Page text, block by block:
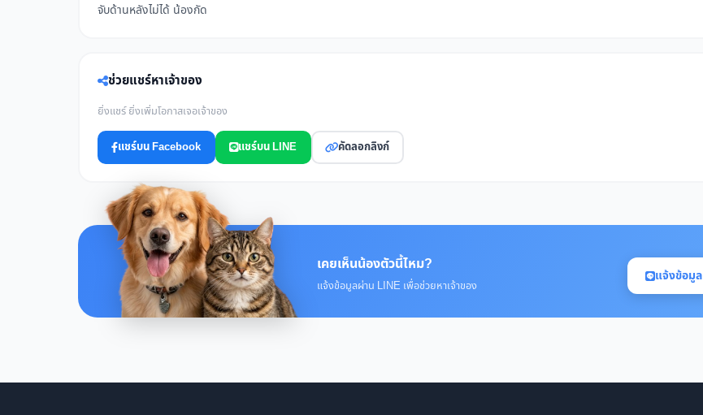
จับด้านหลังไม่ได้ น้องกัด
ช่วยแชร์หาเจ้าของ
ยิ่งแชร์ ยิ่งเพิ่มโอกาสเจอเจ้าของ
แชร์บน Facebook แชร์บน LINE คัดลอกลิงก์
เคยเห็นน้องตัวนี้ไหม?
แจ้งข้อมูลผ่าน LINE เพื่อช่วยหาเจ้าของ
แจ้งข้อมูล